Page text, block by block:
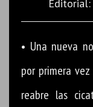
Editorial:
• Una nueva
por primera
reabre las